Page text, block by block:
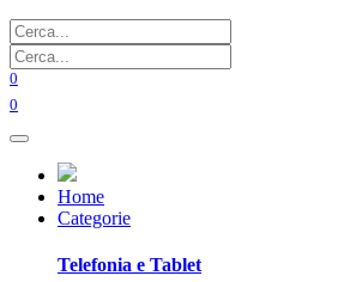
0
0
Home
Categorie
Telefonia e Tablet